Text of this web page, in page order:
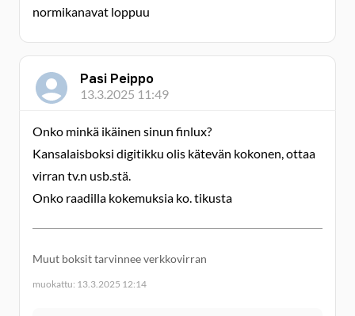
normikanavat loppuu
Pasi Peippo
13.3.2025 11:49
Onko minkä ikäinen sinun finlux?
Kansalaisboksi digitikku olis kätevän kokonen, ottaa
virran tv.n usb.stä.
Onko raadilla kokemuksia ko. tikusta
Muut boksit tarvinnee verkkovirran
muokattu: 13.3.2025 12:14